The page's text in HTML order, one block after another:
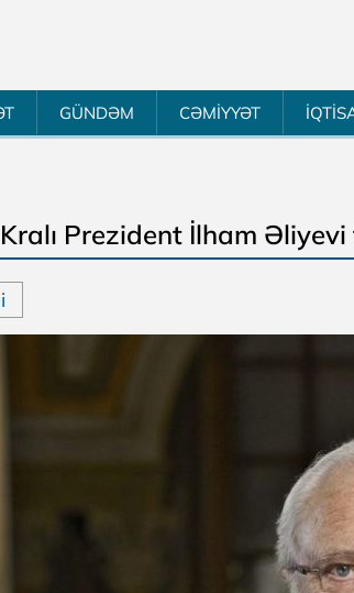
GÜNDƏM CƏMİYYƏT
Prezident İlham